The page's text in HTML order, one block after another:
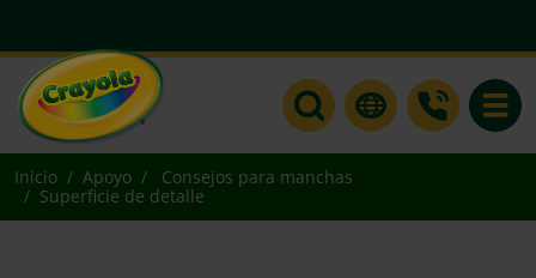
Inicio Apoyo
Consejos para manchas
Superficie de detalle